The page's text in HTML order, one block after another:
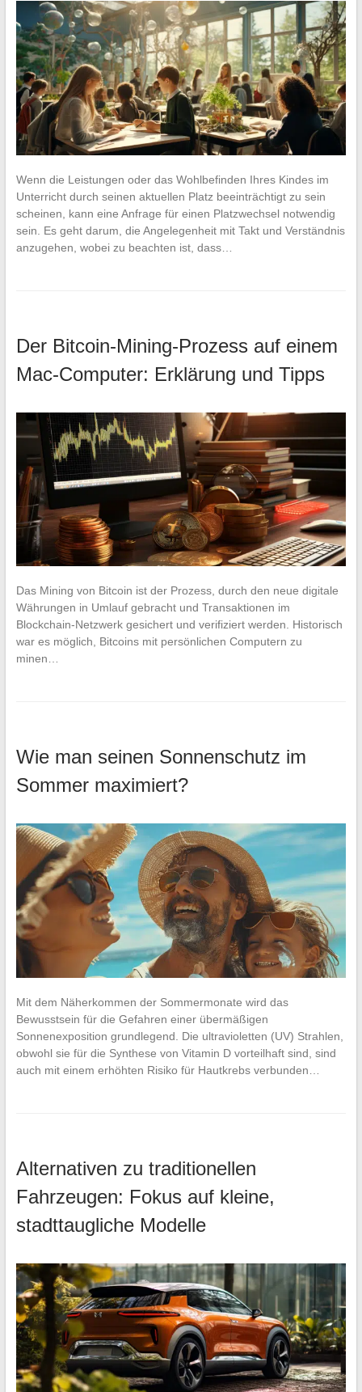
Wenn die Leistungen oder das Wohlbefinden Ihres Kindes im
Unterricht durch seinen aktuellen Platz beeinträchtigt zu sein
scheinen, kann eine Anfrage für einen Platzwechsel notwendig
sein. Es geht darum, die Angelegenheit mit Takt und Verständnis
anzugehen, wobei zu beachten ist, dass…
Der Bitcoin-Mining-Prozess auf einem
Mac-Computer: Erklärung und Tipps
Das Mining von Bitcoin ist der Prozess, durch den neue digitale
Währungen in Umlauf gebracht und Transaktionen im
Blockchain-Netzwerk gesichert und verifiziert werden. Historisch
war es möglich, Bitcoins mit persönlichen Computern zu
minen…
Wie man seinen Sonnenschutz im
Sommer maximiert?
Mit dem Näherkommen der Sommermonate wird das
Bewusstsein für die Gefahren einer übermäßigen
Sonnenexposition grundlegend. Die ultravioletten (UV) Strahlen,
obwohl sie für die Synthese von Vitamin D vorteilhaft sind, sind
auch mit einem erhöhten Risiko für Hautkrebs verbunden…
Alternativen zu traditionellen
Fahrzeugen: Fokus auf kleine,
stadttaugliche Modelle